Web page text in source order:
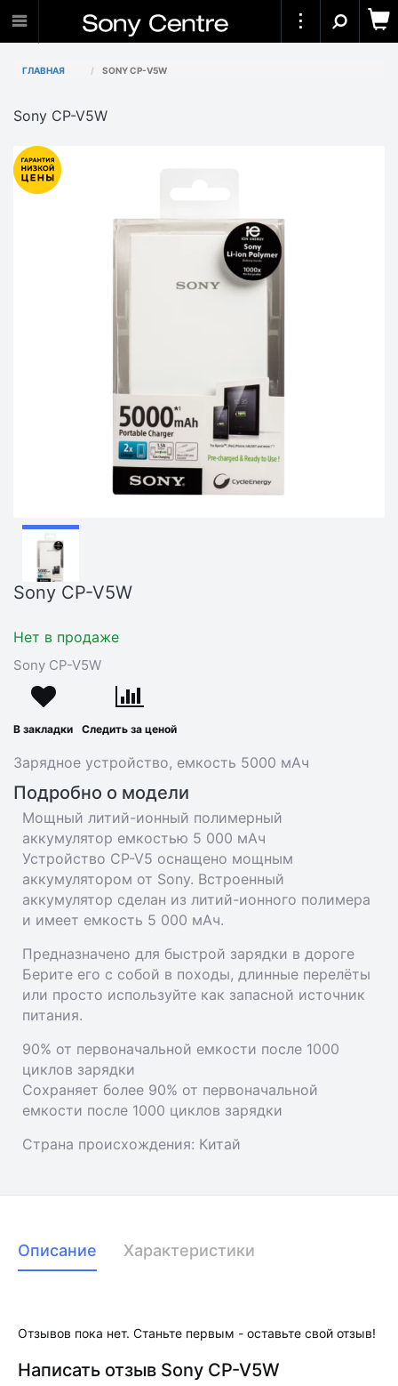
ГЛАВНАЯ SONY CP-V5W
Sony CP-V5W
Sony CP-V5W
Нет в продаже
Sony CP-V5W
В закладки Следить за ценой
Зарядное устройство, емкость 5000 мАч
Подробно о модели
Мощный литий-ионный полимерный
аккумулятор емкостью 5 000 мАч
Устройство CP-V5 оснащено мощным
аккумулятором от Sony. Встроенный
аккумулятор сделан из литий-ионного полимера
и имеет емкость 5 000 мАч.
Предназначено для быстрой зарядки в дороге
Берите его с собой в походы, длинные перелёты
или просто используйте как запасной источник
питания.
90% от первоначальной емкости после 1000
циклов зарядки
Сохраняет более 90% от первоначальной
емкости после 1000 циклов зарядки
Страна происхождения: Китай
Описание Характеристики
Отзывов пока нет. Станьте первым - оставьте свой отзыв!
Написать отзыв Sony CP-V5W